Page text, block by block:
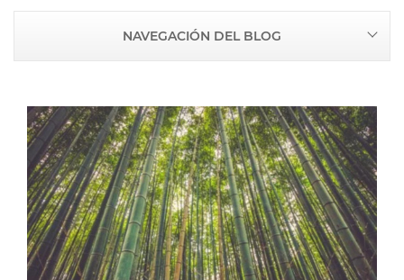
NAVEGACIÓN DEL BLOG